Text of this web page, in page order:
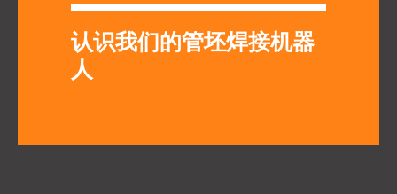
认识我们的管坯焊接机器
人